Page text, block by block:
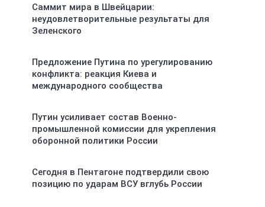
Саммит мира в Швейцарии:
неудовлетворительные результаты для
Зеленского
Предложение Путина по урегулированию
конфликта: реакция Киева и
международного сообщества
Путин усиливает состав Военно-
промышленной комиссии для укрепления
оборонной политики России
Сегодня в Пентагоне подтвердили свою
позицию по ударам ВСУ вглубь России